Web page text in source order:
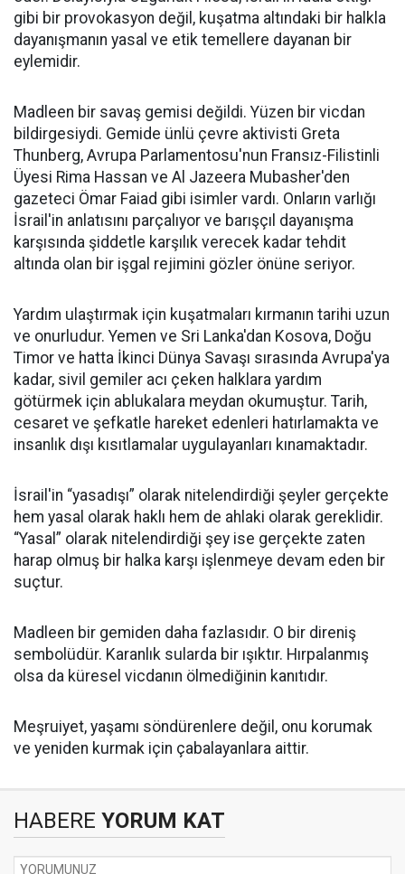
gibi bir provokasyon değil, kuşatma altındaki bir halkla
dayanışmanın yasal ve etik temellere dayanan bir
eylemidir.
Madleen bir savaş gemisi değildi. Yüzen bir vicdan
bildirgesiydi. Gemide ünlü çevre aktivisti Greta
Thunberg, Avrupa Parlamentosu'nun Fransız-Filistinli
Üyesi Rima Hassan ve Al Jazeera Mubasher'den
gazeteci Ömar Faiad gibi isimler vardı. Onların varlığı
İsrail'in anlatısını parçalıyor ve barışçıl dayanışma
karşısında şiddetle karşılık verecek kadar tehdit
altında olan bir işgal rejimini gözler önüne seriyor.
Yardım ulaştırmak için kuşatmaları kırmanın tarihi uzun
ve onurludur. Yemen ve Sri Lanka'dan Kosova, Doğu
Timor ve hatta İkinci Dünya Savaşı sırasında Avrupa'ya
kadar, sivil gemiler acı çeken halklara yardım
götürmek için ablukalara meydan okumuştur. Tarih,
cesaret ve şefkatle hareket edenleri hatırlamakta ve
insanlık dışı kısıtlamalar uygulayanları kınamaktadır.
İsrail'in “yasadışı” olarak nitelendirdiği şeyler gerçekte
hem yasal olarak haklı hem de ahlaki olarak gereklidir.
“Yasal” olarak nitelendirdiği şey ise gerçekte zaten
harap olmuş bir halka karşı işlenmeye devam eden bir
suçtur.
Madleen bir gemiden daha fazlasıdır. O bir direniş
sembolüdür. Karanlık sularda bir ışıktır. Hırpalanmış
olsa da küresel vicdanın ölmediğinin kanıtıdır.
Meşruiyet, yaşamı söndürenlere değil, onu korumak
ve yeniden kurmak için çabalayanlara aittir.
HABERE YORUM KAT